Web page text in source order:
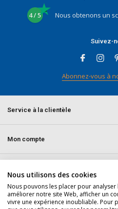
4 / 5 Nous obtenons un
Suivez-
Abonnez-vous à
Service à la clientèle
Mon compte
Contact
Nous utilisons des cookies
Nous pouvons les placer pour
améliorer notre site Web, afficher un
vivre une expérience inoubliable. Pour